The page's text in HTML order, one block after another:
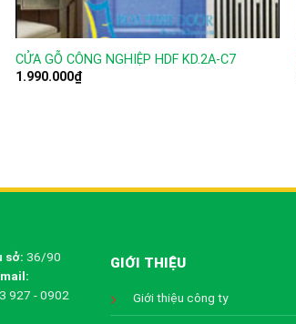
CỬA GỖ CÔNG NGHIỆP HDF KD.2A-C7
1.990.000₫
sở: 36/90
927 - 0902
GIỚI THIỆU
Giới thiệu công ty